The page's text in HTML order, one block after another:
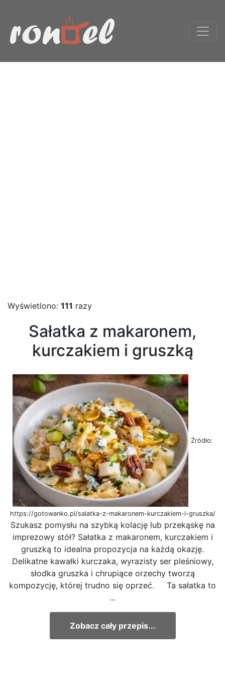
Wyświetlono: 111 razy
Sałatka z makaronem,
kurczakiem i gruszką
Źródło:
https://gotowanko.pl/salatka-z-makaronem-kurczakiem-i-gruszka/
Szukasz pomysłu na szybką kolację lub przekąskę na
imprezowy stół? Sałatka z makaronem, kurczakiem i
gruszką to idealna propozycja na każdą okazję.
Delikatne kawałki kurczaka, wyrazisty ser pleśniowy,
słodka gruszka i chrupiące orzechy tworzą
kompozycję, której trudno się oprzeć. Ta sałatka to
...
Zobacz cały przepis...